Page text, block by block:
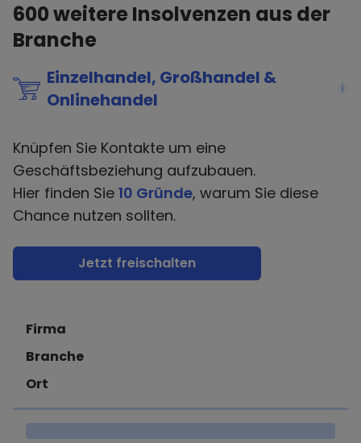
600weitere Insolvenzen aus der
Branche
Einzelhandel, Großhandel &
Onlinehandel
i
Knüpfen Sie Kontakte um eine
Geschäftsbeziehung aufzubauen.
Hier finden Sie 10 Gründe, warum Sie diese
Chance nutzen sollten.
Jetzt freischalten
Firma
Branche
Ort